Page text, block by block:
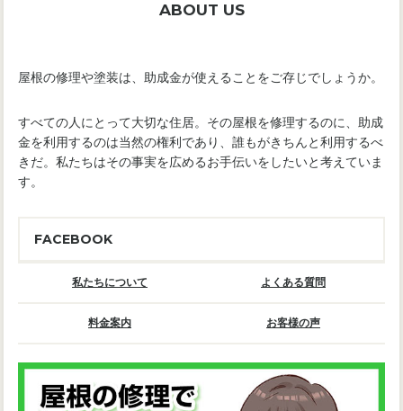
ABOUT US
屋根の修理や塗装は、助成金が使えることをご存じでしょうか。
すべての人にとって大切な住居。その屋根を修理するのに、助成
金を利用するのは当然の権利であり、誰もがきちんと利用するべ
きだ。私たちはその事実を広めるお手伝いをしたいと考えていま
す。
FACEBOOK
私たちについて よくある質問
料金案内 お客様の声